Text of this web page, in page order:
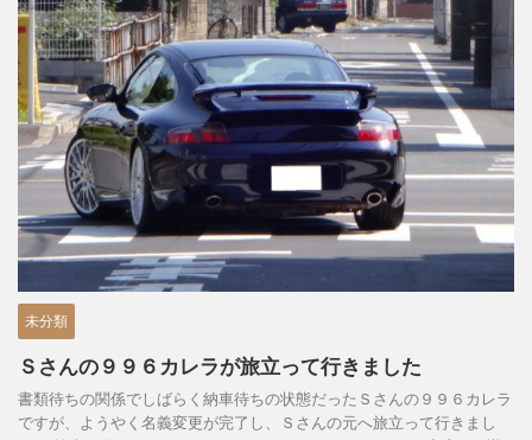
未分類
Ｓさんの９９６カレラが旅立って行きました
書類待ちの関係でしばらく納車待ちの状態だったＳさんの９９６カレラ
ですが、ようやく名義変更が完了し、Ｓさんの元へ旅立って行きまし